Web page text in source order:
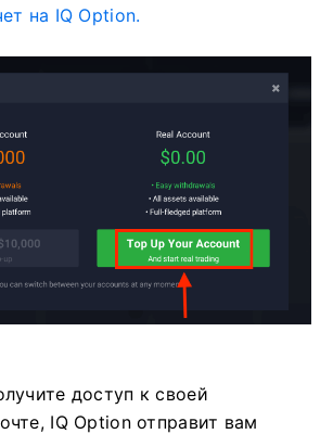
на IQ Option.
доступ к своей
IQ Option отправит вам